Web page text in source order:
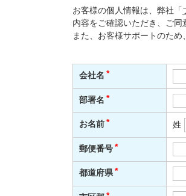
お客様の個人情報は、弊社「
内容をご確認いただき、ご
また、お客様サポートのた